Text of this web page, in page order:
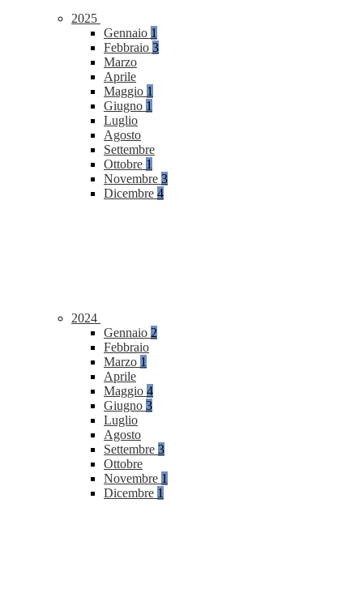
2025
Gennaio 1
Febbraio 3
Marzo
Aprile
Maggio 1
Giugno 1
Luglio
Agosto
Settembre
Ottobre 1
Novembre 3
Dicembre 4
2024
Gennaio 2
Febbraio
Marzo 1
Aprile
Maggio 4
Giugno 3
Luglio
Agosto
Settembre 3
Ottobre
Novembre 1
Dicembre 1